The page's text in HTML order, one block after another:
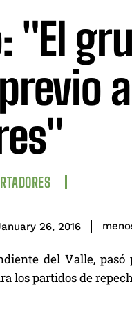
"El
26, 2016
del Valle,
los partidos de